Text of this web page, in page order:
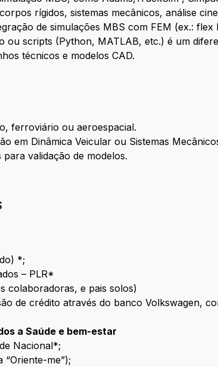
rígidos, sistemas mecânicos, análise
de simulações MBS com FEM (ex.: flex
ou scripts (Python, MATLAB, etc.) é um
técnicos e modelos CAD.
ferroviário ou aeroespacial.
em Dinâmica Veicular ou Sistemas
validação de modelos.
*;
– PLR*
colaboradoras, e pais solos)
de crédito através do banco Volkswagen,
a Saúde e bem-estar
Nacional*;
“Oriente-me”);